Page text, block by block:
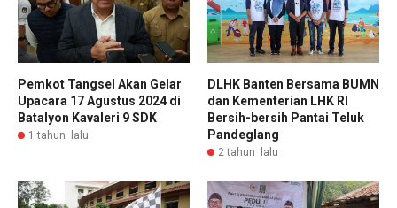
Pemkot Tangsel Akan Gelar
Upacara 17 Agustus 2024 di
Batalyon Kavaleri 9 SDK
1 tahun lalu
DLHK Banten Bersama BUMN
dan Kementerian LHK RI
Bersih-bersih Pantai Teluk
Pandeglang
2 tahun lalu